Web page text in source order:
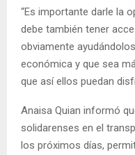
“Es importante darle la
debe también tener
obviamente
económica y que sea
que así ellos puedan
Anaisa Quian informó
solidarenses en el
los próximos días,